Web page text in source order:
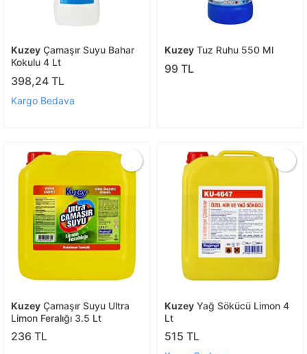
Kuzey Çamaşır Suyu Bahar
Kokulu 4 Lt
398,24 TL
Kargo Bedava
Kuzey Tuz Ruhu 550 Ml
99 TL
Kuzey Çamaşır Suyu Ultra
Limon Feralığı 3.5 Lt
236 TL
Kuzey Yağ Sökücü Limon 4
Lt
515 TL